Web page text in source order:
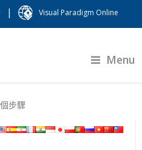
| Visual Paradigm Online
Menu
步驟